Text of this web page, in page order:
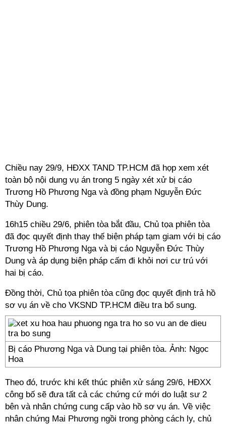
Chiều nay 29/9, HĐXX TAND TP.HCM đã họp xem xét
toàn bộ nội dung vụ án trong 5 ngày xét xử bị cáo
Trương Hồ Phương Nga và đồng phạm Nguyễn Đức
Thùy Dung.
16h15 chiều 29/6, phiên tòa bắt đầu, Chủ tọa phiên tòa
đã đọc quyết định thay thế biện pháp tạm giam với bị cáo
Trương Hồ Phương Nga và bị cáo Nguyễn Đức Thùy
Dung và áp dụng biện pháp cấm đi khỏi nơi cư trú với
hai bị cáo.
Đồng thời, Chủ tọa phiên tòa cũng đọc quyết định trả hồ
sơ vụ án về cho VKSND TP.HCM điều tra bổ sung.
Bị cáo Phương Nga và Dung tại phiên tòa. Ảnh: Ngọc
Hoa
Theo đó, trước khi kết thúc phiên xử sáng 29/6, HĐXX
công bố sẽ đưa tất cả các chứng cứ mới do luật sư 2
bên và nhân chứng cung cấp vào hồ sơ vụ án. Về việc
nhân chứng Mai Phương ngồi trong phòng cách ly, chủ